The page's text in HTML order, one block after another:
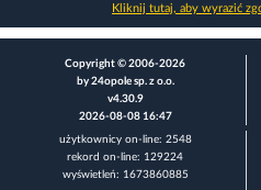
Kliknij tutaj, aby wyrazić
Copyright © 2006-2026
by 24opole sp. z o.o.
v4.30.9
2026-08-08 16:47
użytkownicy on-line: 2548
rekord on-line: 129224
wyświetleń: 1673860885